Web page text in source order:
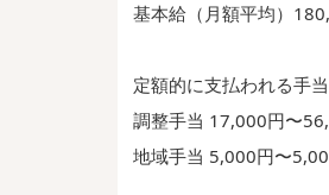
基本給（月額平均）
定額的に支払われる手当
調整手当 17,000円〜
地域手当 5,000円〜